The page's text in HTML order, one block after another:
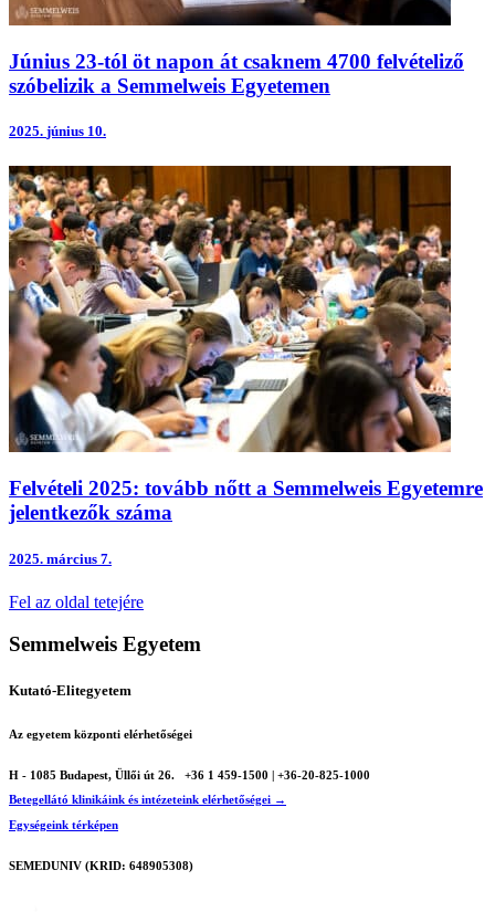
Június 23-tól öt napon át csaknem 4700 felvételiző
szóbelizik a Semmelweis Egyetemen
2025. június 10.
Felvételi 2025: tovább nőtt a Semmelweis Egyetemre
jelentkezők száma
2025. március 7.
Fel az oldal tetejére
Semmelweis Egyetem
Kutató-Elitegyetem
Az egyetem központi elérhetőségei
H - 1085 Budapest, Üllői út 26.
+36 1 459-1500 | +36-20-825-1000
Betegellátó klinikáink és intézeteink elérhetőségei →
Egységeink térképen
SEMEDUNIV (KRID: 648905308)